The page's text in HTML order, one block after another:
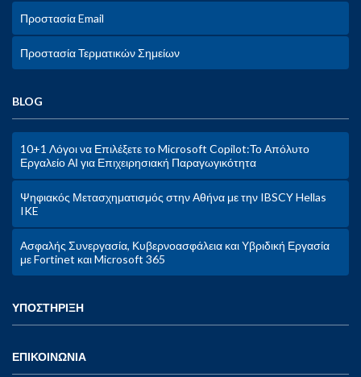
Προστασία Email
Προστασία Τερματικών Σημείων
BLOG
10+1 Λόγοι να Επιλέξετε το Microsoft Copilot:Το Απόλυτο
Εργαλείο ΑΙ για Επιχειρησιακή Παραγωγικότητα
Ψηφιακός Μετασχηματισμός στην Αθήνα με την IBSCY Hellas
IKE
Ασφαλής Συνεργασία, Κυβερνοασφάλεια και Υβριδική Εργασία
με Fortinet και Microsoft 365
ΥΠΟΣΤΗΡΙΞΗ
ΕΠΙΚΟΙΝΩΝΙΑ